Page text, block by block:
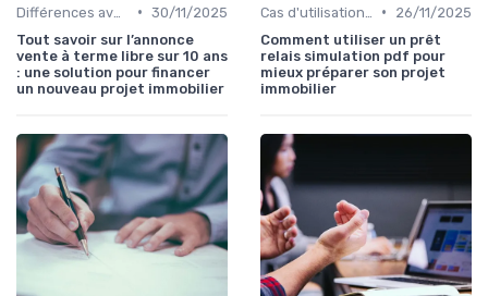
• 30/11/2025
Tout savoir sur l’annonce
vente à terme libre sur 10 ans
: une solution pour financer
un nouveau projet immobilier
•
26/11/2025
Comment utiliser un prêt
relais simulation pdf pour
mieux préparer son projet
immobilier